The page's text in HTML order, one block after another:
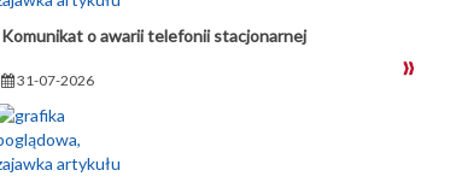
Komunikat o awarii telefonii stacjonarnej
31-07-2026